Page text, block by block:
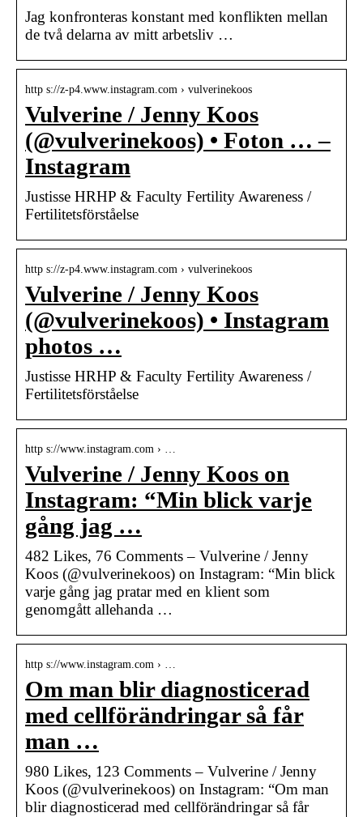
Jag konfronteras konstant med konflikten mellan
de två delarna av mitt arbetsliv …
http s://z-p4.www.instagram.com › vulverinekoos
Vulverine / Jenny Koos
(@vulverinekoos) • Foton … –
Instagram
Justisse HRHP & Faculty Fertility Awareness /
Fertilitetsförståelse
http s://z-p4.www.instagram.com › vulverinekoos
Vulverine / Jenny Koos
(@vulverinekoos) • Instagram
photos …
Justisse HRHP & Faculty Fertility Awareness /
Fertilitetsförståelse
http s://www.instagram.com › …
Vulverine / Jenny Koos on
Instagram: “Min blick varje
gång jag …
482 Likes, 76 Comments – Vulverine / Jenny
Koos (@vulverinekoos) on Instagram: “Min blick
varje gång jag pratar med en klient som
genomgått allehanda …
http s://www.instagram.com › …
Om man blir diagnosticerad
med cellförändringar så får
man …
980 Likes, 123 Comments – Vulverine / Jenny
Koos (@vulverinekoos) on Instagram: “Om man
blir diagnosticerad med cellförändringar så får